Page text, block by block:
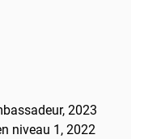
2023
niveau 1, 2022